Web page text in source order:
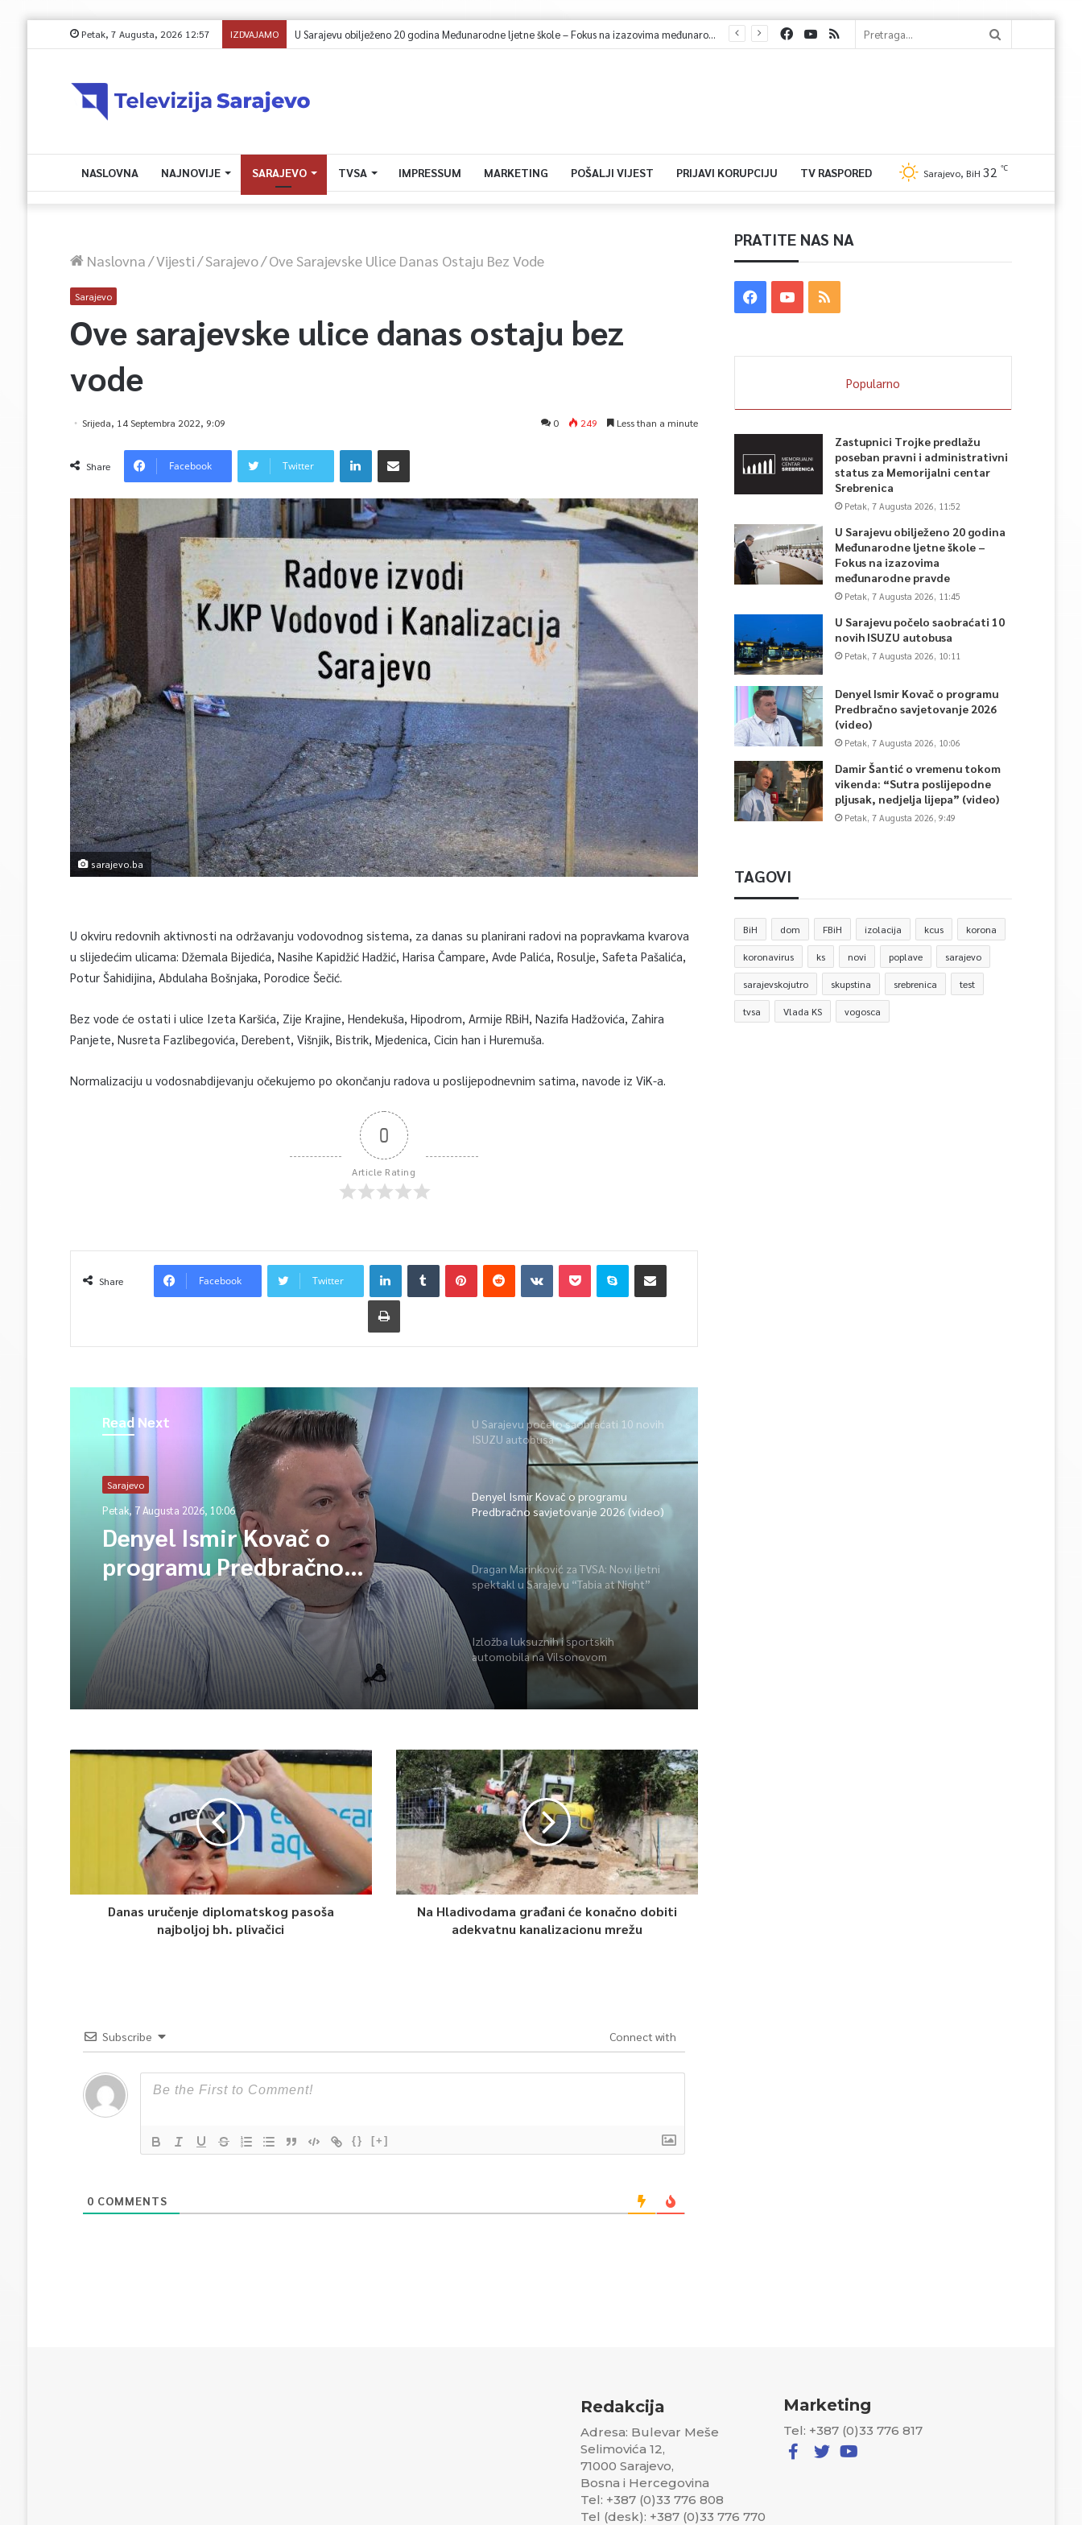
Petak, 7 Augusta, 2026 12:57 IZDVAJAMO U Sarajevu obilježeno 20 godina Međunarodne ljetne škole – Fokus na izazovima međunarodne pravde
NASLOVNA NAJNOVIJE SARAJEVO TVSA IMPRESSUM MARKETING POŠALJI VIJEST PRIJAVI KORUPCIJU TV RASPORED Sarajevo, BiH 32 ℃
Naslovna/Vijesti/Sarajevo/Ove Sarajevske Ulice Danas Ostaju Bez Vode
Sarajevo
Ove sarajevske ulice danas ostaju bez
vode
Srijeda, 14 Septembra 2022, 9:09 0 249 Less than a minute
Share Facebook Twitter
sarajevo.ba
U okviru redovnih aktivnosti na održavanju vodovodnog sistema, za danas su planirani radovi na popravkama kvarova
u slijedećim ulicama: Džemala Bijedića, Nasihe Kapidžić Hadžić, Harisa Čampare, Avde Palića, Rosulje, Safeta Pašalića,
Potur Šahidijina, Abdulaha Bošnjaka, Porodice Šečić.
Bez vode će ostati i ulice Izeta Karšića, Zije Krajine, Hendekuša, Hipodrom, Armije RBiH, Nazifa Hadžovića, Zahira
Panjete, Nusreta Fazlibegovića, Derebent, Višnjik, Bistrik, Mjedenica, Cicin han i Huremuša.
Normalizaciju u vodosnabdijevanju očekujemo po okončanju radova u poslijepodnevnim satima, navode iz ViK-a.
0
Article Rating
Share Facebook Twitter
Read Next
Sarajevo
Petak, 7 Augusta 2026, 10:06
Denyel Ismir Kovač o
programu Predbračno
savjetovanje 2026 (video)
U Sarajevu počelo saobraćati 10 novih
ISUZU autobusa
Denyel Ismir Kovač o programu
Predbračno savjetovanje 2026 (video)
Dragan Marinković za TVSA: Novi ljetni
spektakl u Sarajevu “Tabia at Night”
Izložba luksuznih i sportskih
automobila na Vilsonovom
Danas uručenje diplomatskog pasoša
najboljoj bh. plivačici
Na Hladivodama građani će konačno dobiti
adekvatnu kanalizacionu mrežu
Subscribe Connect with
{} [+]
0 COMMENTS
PRATITE NAS NA
Popularno
Zastupnici Trojke predlažu
poseban pravni i administrativni
status za Memorijalni centar
Srebrenica
Petak, 7 Augusta 2026, 11:52
U Sarajevu obilježeno 20 godina
Međunarodne ljetne škole –
Fokus na izazovima
međunarodne pravde
Petak, 7 Augusta 2026, 11:45
U Sarajevu počelo saobraćati 10
novih ISUZU autobusa
Petak, 7 Augusta 2026, 10:11
Denyel Ismir Kovač o programu
Predbračno savjetovanje 2026
(video)
Petak, 7 Augusta 2026, 10:06
Damir Šantić o vremenu tokom
vikenda: “Sutra poslijepodne
pljusak, nedjelja lijepa” (video)
Petak, 7 Augusta 2026, 9:49
TAGOVI
BiH dom FBiH izolacija kcus korona
koronavirus ks novi poplave sarajevo
sarajevskojutro skupstina srebrenica test
tvsa Vlada KS vogosca
Redakcija
Adresa: Bulevar Meše
Selimovića 12,
71000 Sarajevo,
Bosna i Hercegovina
Tel: +387 (0)33 776 808
Tel (desk): +387 (0)33 776 770
Marketing
Tel: +387 (0)33 776 817